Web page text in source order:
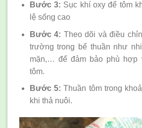
Bước 3: Sục khí oxy để tôm
lệ sống cao
Bước 4: Theo dõi và điều
trường trong bể thuần như
mặn,… để đảm bảo phù hợp
tôm.
Bước 5: Thuần tôm trong
khi thả nuôi.